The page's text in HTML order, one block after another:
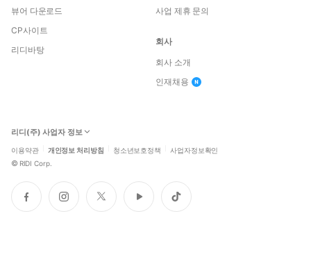
뷰어 다운로드
CP사이트
리디바탕
사업 제휴 문의
회사
회사 소개
인재채용
리디(주) 사업자 정보
이용약관 개인정보 처리방침 청소년보호정책 사업자정보확인
© RIDI Corp.
페
이
인
스
트
위
유
튜
틱
톡